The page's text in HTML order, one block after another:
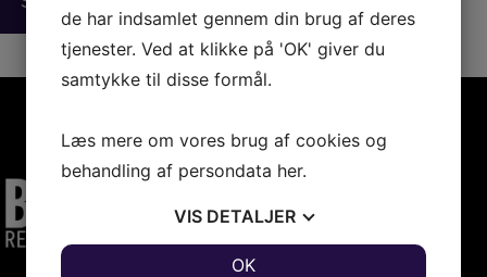
de har indsamlet gennem din brug af deres
tjenester. Ved at klikke på 'OK' giver du
samtykke til disse formål.
Læs mere om vores brug af cookies og
behandling af persondata her.
VIS DETALJER
OK